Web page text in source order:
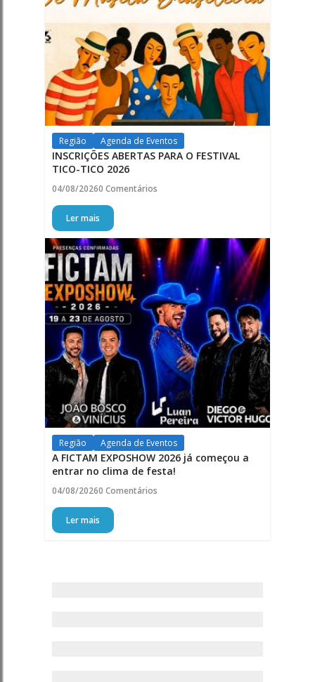
Região Agenda de Eventos
INSCRIÇÕES ABERTAS PARA O FESTIVAL
TICO-TICO 2026
04/08/20260 Comentários
Ler mais
Região Agenda de Eventos
A FICTAM EXPOSHOW 2026 já começou a
entrar no clima de festa!
04/08/20260 Comentários
Ler mais